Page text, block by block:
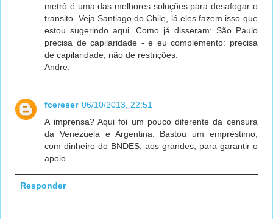
metrô é uma das melhores soluções para desafogar o
transito. Veja Santiago do Chile, lá eles fazem isso que
estou sugerindo aqui. Como já disseram: São Paulo
precisa de capilaridade - e eu complemento: precisa
de capilaridade, não de restrições.
Andre.
fcereser 06/10/2013, 22:51
A imprensa? Aqui foi um pouco diferente da censura
da Venezuela e Argentina. Bastou um empréstimo,
com dinheiro do BNDES, aos grandes, para garantir o
apoio.
Responder